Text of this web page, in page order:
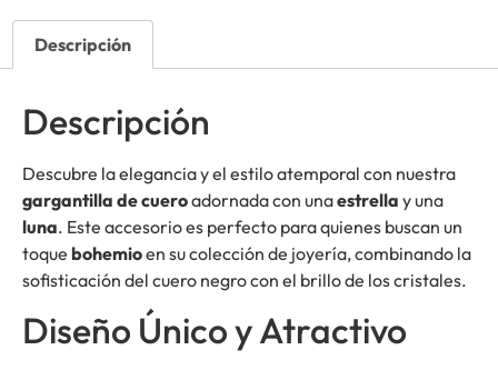
Descripción
Descripción
Descubre la elegancia y el estilo atemporal con nuestra
gargantilla de cueroadornada con unaestrella y una
luna. Este accesorio es perfecto para quienes buscan un
toque bohemioen su colección de joyería, combinando la
sofisticación del cuero negro con el brillo de los cristales.
Diseño Único y Atractivo